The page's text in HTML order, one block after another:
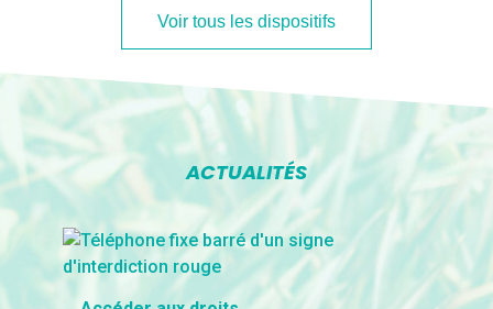
Voir tous les dispositifs
ACTUALITÉS